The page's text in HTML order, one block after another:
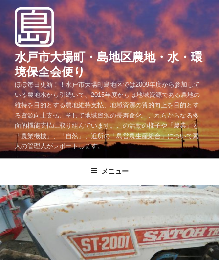
ン
ツ
ス
ッ
水戸市大場町・島地区農地・水・環
境保全会便り
ほぼ毎日更新！！水戸市大場町島地区では2009年度から参加して
いる農地水から引続いて、2015年度からは地域資源である農地の
維持を目的とする農地維持支払、地域資源の質的向上を目的とす
る資源向上支払、そして地域資源の長寿命化、これらからなる多
面的機能支払に取り組んでいます。この活動の様子や「農業」と
「農業機械」、「自然」、近所の「島営農生産組合」について素
人の管理人がレポートします。
メニュー